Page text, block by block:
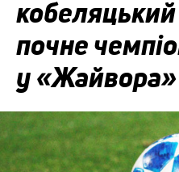
почне
у «Жайвора»